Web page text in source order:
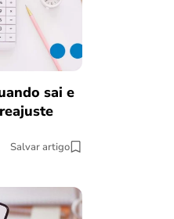
sai e
Salvar artigo